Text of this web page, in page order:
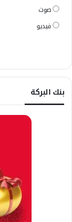
صوت
فيديو
بنك البركة